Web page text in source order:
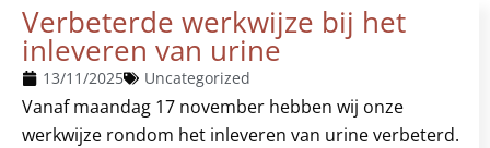
Verbeterde werkwijze bij het
inleveren van urine
13/11/2025 Uncategorized
Vanaf maandag 17 november hebben wij onze
werkwijze rondom het inleveren van urine verbeterd.